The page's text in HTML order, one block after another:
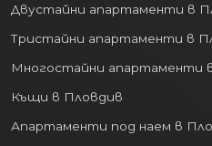
Пътна мрежа:
транспортен
всички основни
Централна ЖП
с цяла България
Двустайни апартаменти в
Тристайни апартаменти в
Многостайни апартаменти
Къщи в Пловдив
Апартаменти под наем в